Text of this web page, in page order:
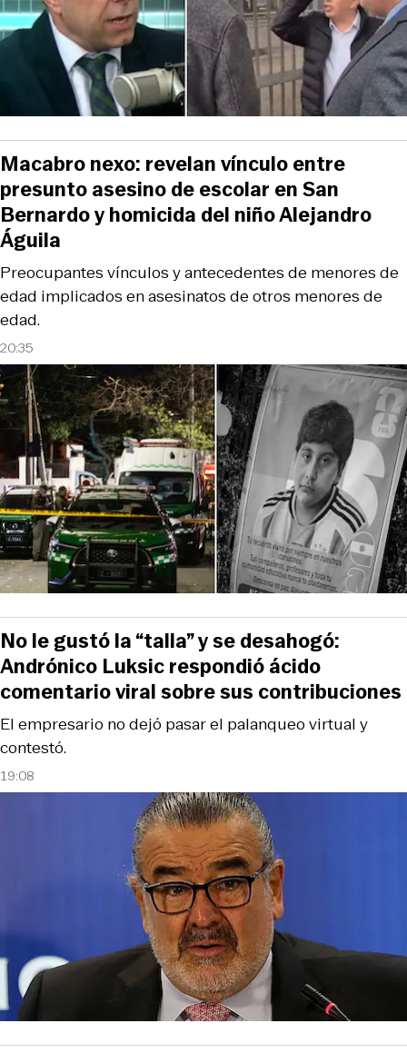
20:35
Preocupantes vínculos y antecedentes de menores de
edad implicados en asesinatos de otros menores de
edad.
Macabro nexo: revelan vínculo entre
presunto asesino de escolar en San
Bernardo y homicida del niño Alejandro
Águila
19:08
El empresario no dejó pasar el palanqueo virtual y
contestó.
No le gustó la “talla” y se desahogó:
Andrónico Luksic respondió ácido
comentario viral sobre sus contribuciones